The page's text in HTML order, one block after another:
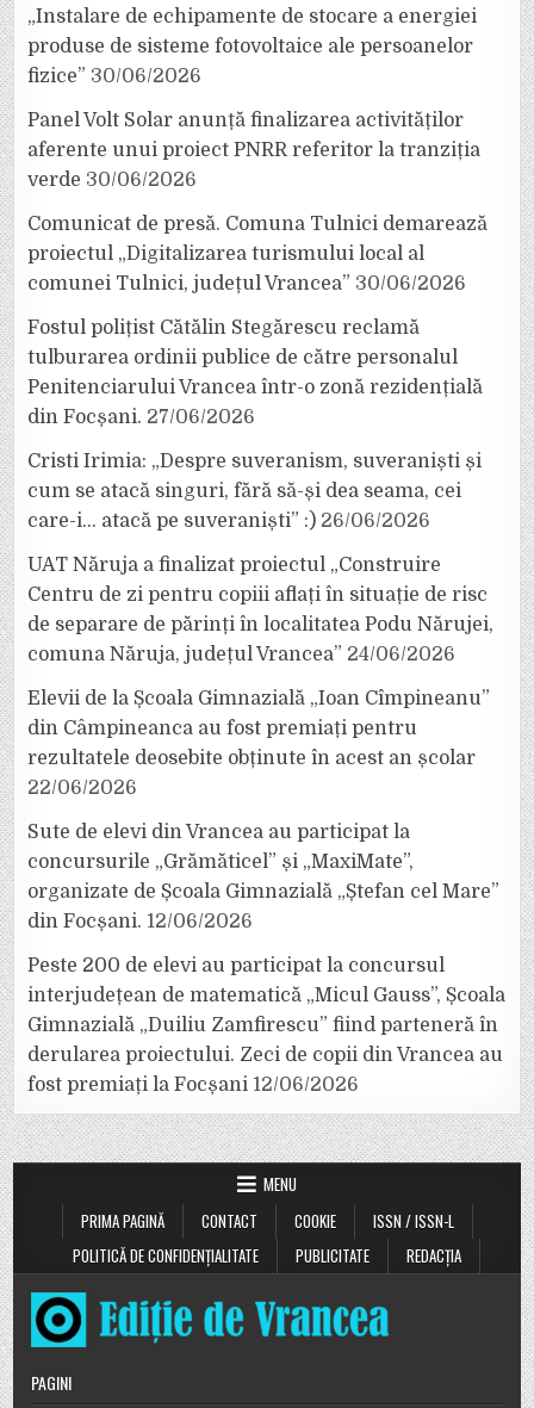
„Instalare de echipamente de stocare a energiei
produse de sisteme fotovoltaice ale persoanelor
fizice” 30/06/2026
Panel Volt Solar anunță finalizarea activităților
aferente unui proiect PNRR referitor la tranziția
verde 30/06/2026
Comunicat de presă. Comuna Tulnici demarează
proiectul „Digitalizarea turismului local al
comunei Tulnici, județul Vrancea” 30/06/2026
Fostul polițist Cătălin Stegărescu reclamă
tulburarea ordinii publice de către personalul
Penitenciarului Vrancea într-o zonă rezidențială
din Focșani. 27/06/2026
Cristi Irimia: „Despre suveranism, suveraniști și
cum se atacă singuri, fără să-și dea seama, cei
care-i… atacă pe suveraniști” :) 26/06/2026
UAT Năruja a finalizat proiectul „Construire
Centru de zi pentru copiii aflați în situație de risc
de separare de părinți în localitatea Podu Nărujei,
comuna Năruja, județul Vrancea” 24/06/2026
Elevii de la Școala Gimnazială „Ioan Cîmpineanu”
din Câmpineanca au fost premiați pentru
rezultatele deosebite obținute în acest an școlar
22/06/2026
Sute de elevi din Vrancea au participat la
concursurile „Grămăticel” și „MaxiMate”,
organizate de Școala Gimnazială „Ștefan cel Mare”
din Focșani. 12/06/2026
Peste 200 de elevi au participat la concursul
interjudețean de matematică „Micul Gauss”, Școala
Gimnazială „Duiliu Zamfirescu” fiind parteneră în
derularea proiectului. Zeci de copii din Vrancea au
fost premiați la Focșani 12/06/2026
MENU
PRIMA PAGINĂ
CONTACT COOKIE
ISSN / ISSN-L
POLITICĂ DE CONFIDENȚIALITATE
PUBLICITATE REDACȚIA
PAGINI